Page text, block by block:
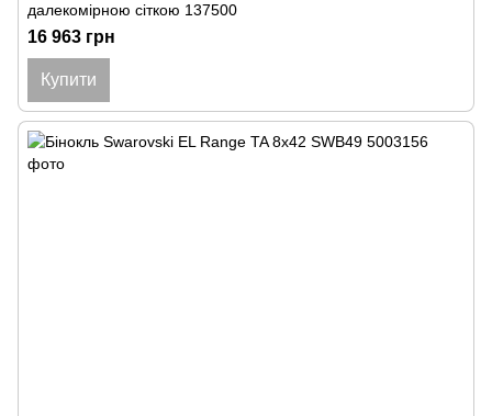
далекомірною сіткою 137500
16 963 грн
Купити